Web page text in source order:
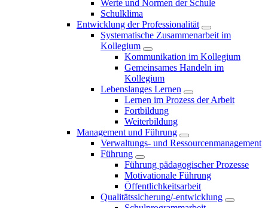
Werte und Normen der Schule
Schulklima
Entwicklung der Professionalität
Systematische Zusammenarbeit im
Kollegium
Kommunikation im Kollegium
Gemeinsames Handeln im
Kollegium
Lebenslanges Lernen
Lernen im Prozess der Arbeit
Fortbildung
Weiterbildung
Management und Führung
Verwaltungs- und Ressourcenmanagement
Führung
Führung pädagogischer Prozesse
Motivationale Führung
Öffentlichkeitsarbeit
Qualitätssicherung/-entwicklung